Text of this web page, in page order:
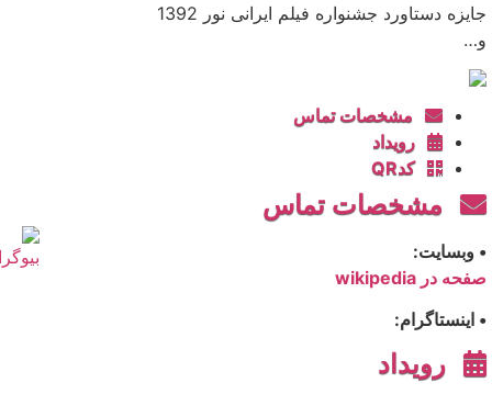
جایزه دستاورد جشنواره فیلم ایرانی نور 1392
و…
مشخصات تماس
رویداد
کدQR
مشخصات تماس
• وبسایت:
صفحه در wikipedia
• اینستاگرام:
رویداد